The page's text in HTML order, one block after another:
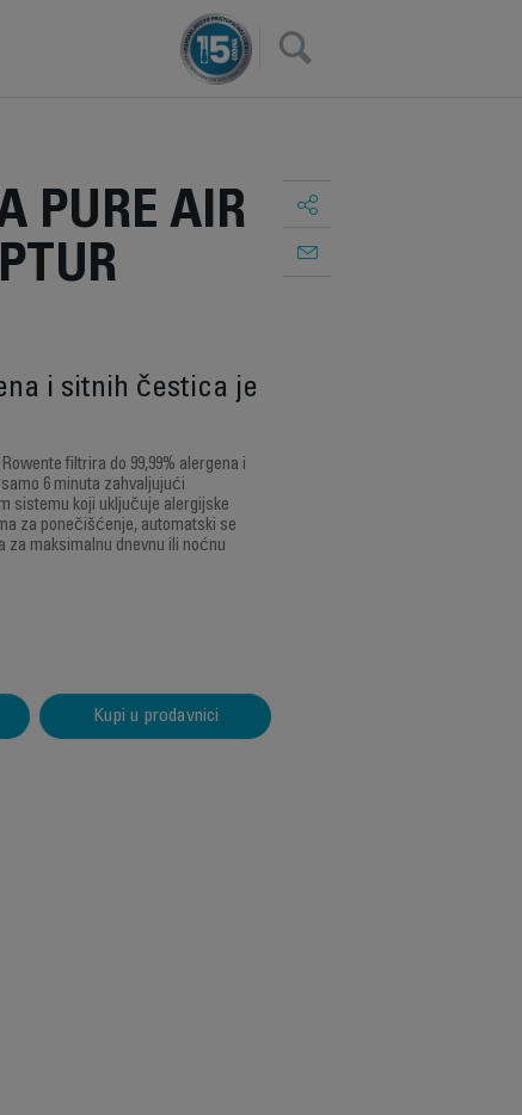
×
PURE AIR
i sitnih čestica je
filtrira do 99,99% alergena i
6 minuta zahvaljujući
sistemu koji uključuje alergijske
za ponečišćenje, automatski se
za maksimalnu dnevnu ili noćnu
Kupi u prodavnici